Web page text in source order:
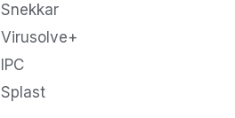
Snekkar
Virusolve+
IPC
Splast